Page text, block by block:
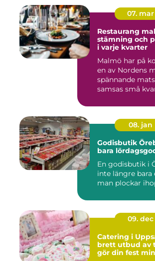
07. mar
Restaurang malmö
stämning och
i varje kvarter
Malmö har på
en av Nordens
spännande
samsas små
08. jan
Godisbutik
bara
En godisbutik i
inte längre bara
man plockar
09. dec
Catering i
brett utbud av
gör din fest